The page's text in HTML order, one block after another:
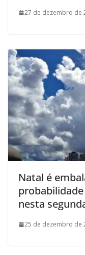
27 de dezembro de
Natal é
nesta
25 de dezembro de